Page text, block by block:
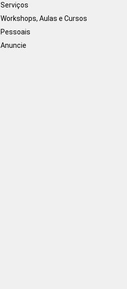
Serviços
Workshops, Aulas e Cursos
Pessoais
Anuncie